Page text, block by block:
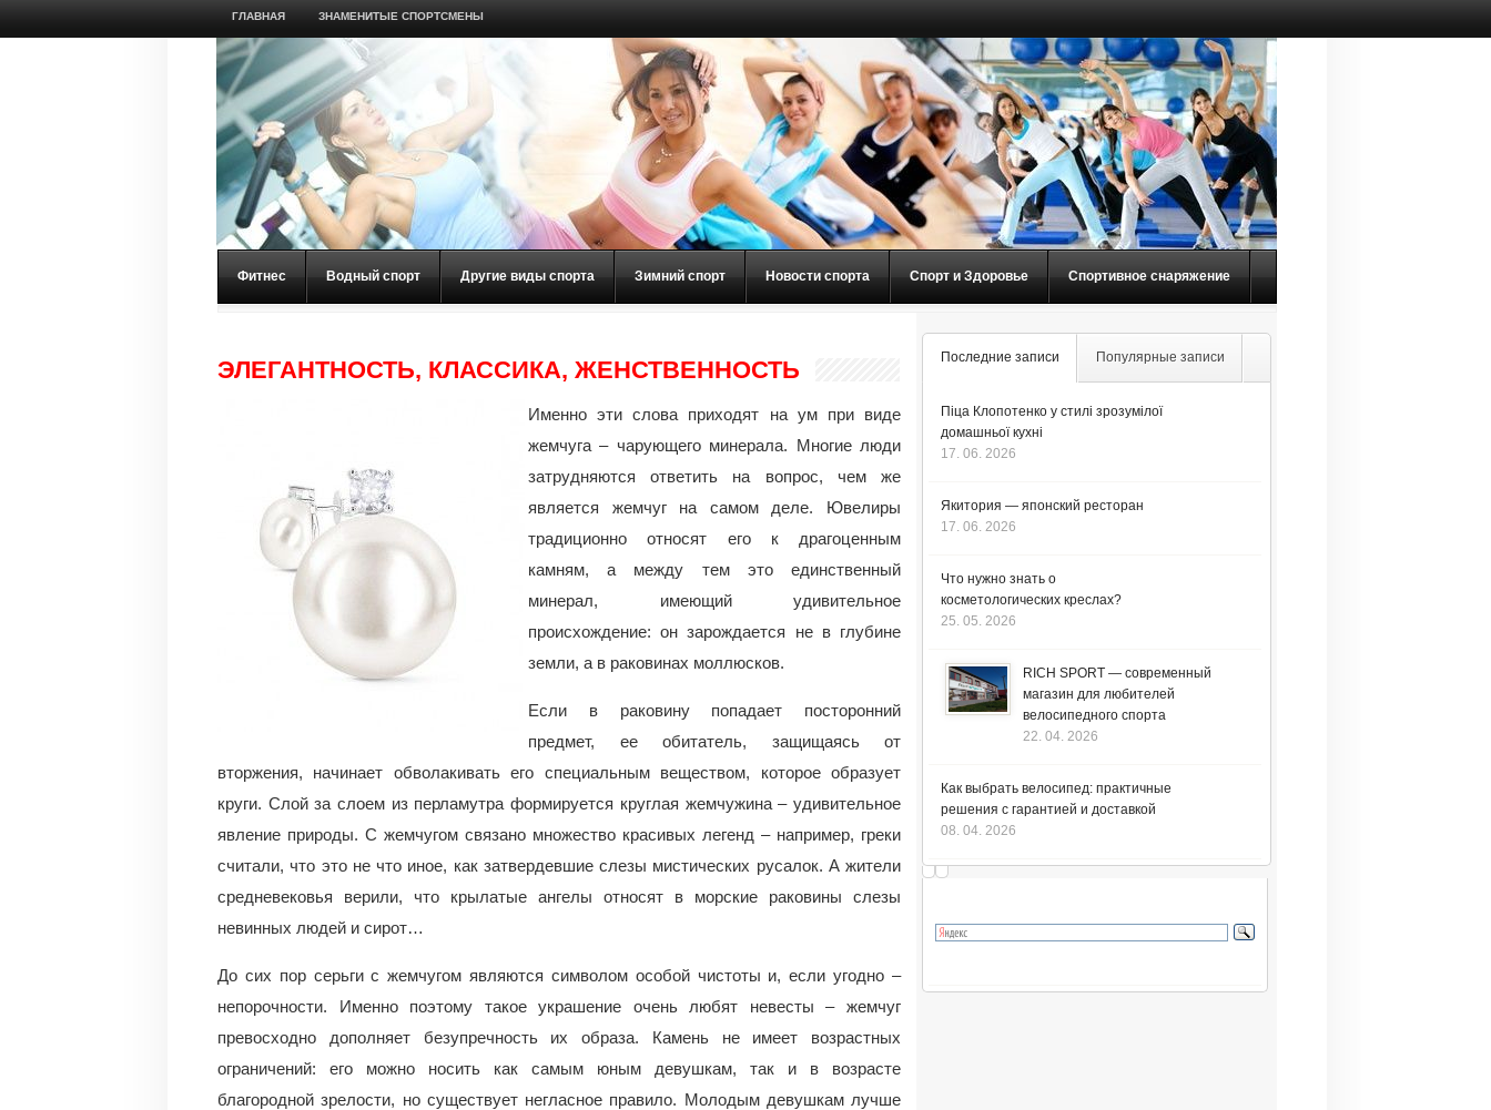
ГЛАВНАЯ ЗНАМЕНИТЫЕ СПОРТСМЕНЫ
Фитнес Водный спорт Другие виды спорта Зимний спорт Новости спорта Спорт и Здоровье Спортивное снаряжение
ЭЛЕГАНТНОСТЬ, КЛАССИКА, ЖЕНСТВЕННОСТЬ
Именно эти слова приходят на ум при виде
жемчуга – чарующего минерала. Многие люди
затрудняются ответить на вопрос, чем же
является жемчуг на самом деле. Ювелиры
традиционно относят его к драгоценным
камням, а между тем это единственный
минерал, имеющий удивительное
происхождение: он зарождается не в глубине
земли, а в раковинах моллюсков.
Если в раковину попадает посторонний
предмет, ее обитатель, защищаясь от
вторжения, начинает обволакивать его специальным веществом, которое образует
круги. Слой за слоем из перламутра формируется круглая жемчужина – удивительное
явление природы. С жемчугом связано множество красивых легенд – например, греки
считали, что это не что иное, как затвердевшие слезы мистических русалок. А жители
средневековья верили, что крылатые ангелы относят в морские раковины слезы
невинных людей и сирот…
До сих пор серьги с жемчугом являются символом особой чистоты и, если угодно –
непорочности. Именно поэтому такое украшение очень любят невесты – жемчуг
превосходно дополняет безупречность их образа. Камень не имеет возрастных
ограничений: его можно носить как самым юным девушкам, так и в возрасте
благородной зрелости, но существует негласное правило. Молодым девушкам лучше
Последние записи Популярные записи
Піца Клопотенко у стилі зрозумілої
домашньої кухні
17. 06. 2026
Якитория — японский ресторан
17. 06. 2026
Что нужно знать о
косметологических креслах?
25. 05. 2026
RICH SPORT — современный
магазин для любителей
велосипедного спорта
22. 04. 2026
Как выбрать велосипед: практичные
решения с гарантией и доставкой
08. 04. 2026